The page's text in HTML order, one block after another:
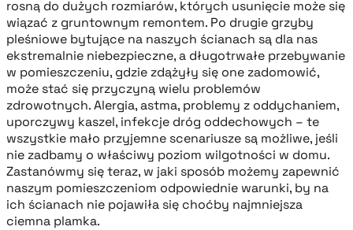
rosną do dużych rozmiarów, których usunięcie może się
wiązać z gruntownym remontem. Po drugie grzyby
pleśniowe bytujące na naszych ścianach są dla nas
ekstremalnie niebezpieczne, a długotrwałe przebywanie
w pomieszczeniu, gdzie zdążyły się one zadomowić,
może stać się przyczyną wielu problemów
zdrowotnych. Alergia, astma, problemy z oddychaniem,
uporczywy kaszel, infekcje dróg oddechowych – te
wszystkie mało przyjemne scenariusze są możliwe, jeśli
nie zadbamy o właściwy poziom wilgotności w domu.
Zastanówmy się teraz, w jaki sposób możemy zapewnić
naszym pomieszczeniom odpowiednie warunki, by na
ich ścianach nie pojawiła się choćby najmniejsza
ciemna plamka.